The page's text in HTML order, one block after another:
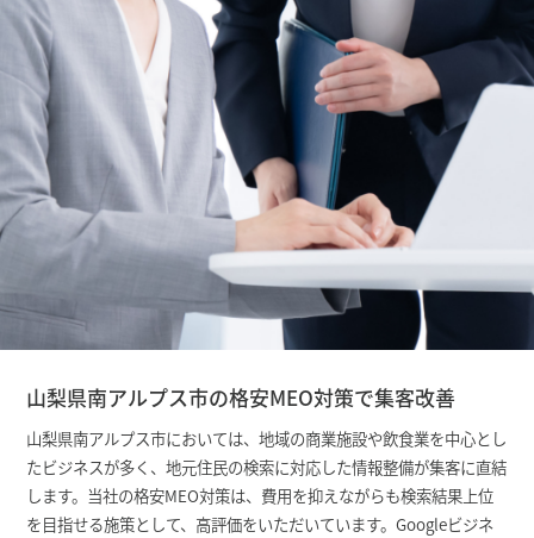
山梨県南アルプス市の格安MEO対策で集客改善
山梨県南アルプス市においては、地域の商業施設や飲食業を中心とし
たビジネスが多く、地元住民の検索に対応した情報整備が集客に直結
します。当社の格安MEO対策は、費用を抑えながらも検索結果上位
を目指せる施策として、高評価をいただいています。Googleビジネ